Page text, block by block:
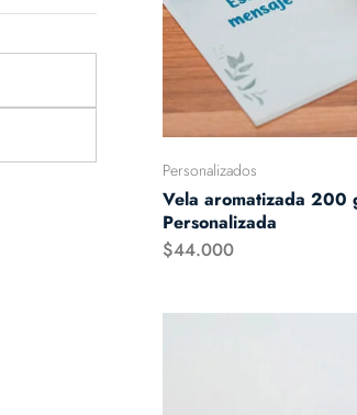
Personalizados
Vela aromatizada 200
Personalizada
$44.000